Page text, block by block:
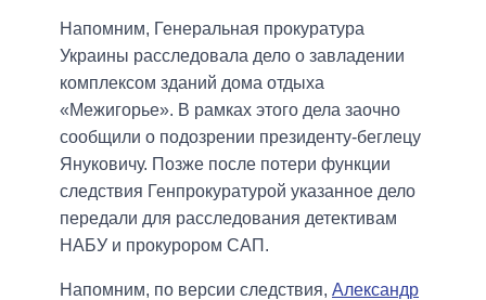
Напомним, Генеральная прокуратура
Украины расследовала дело о завладении
комплексом зданий дома отдыха
«Межигорье». В рамках этого дела заочно
сообщили о подозрении президенту-беглецу
Януковичу. Позже после потери функции
следствия Генпрокуратурой указанное дело
передали для расследования детективам
НАБУ и прокурором САП.
Напомним, по версии следствия, Александр